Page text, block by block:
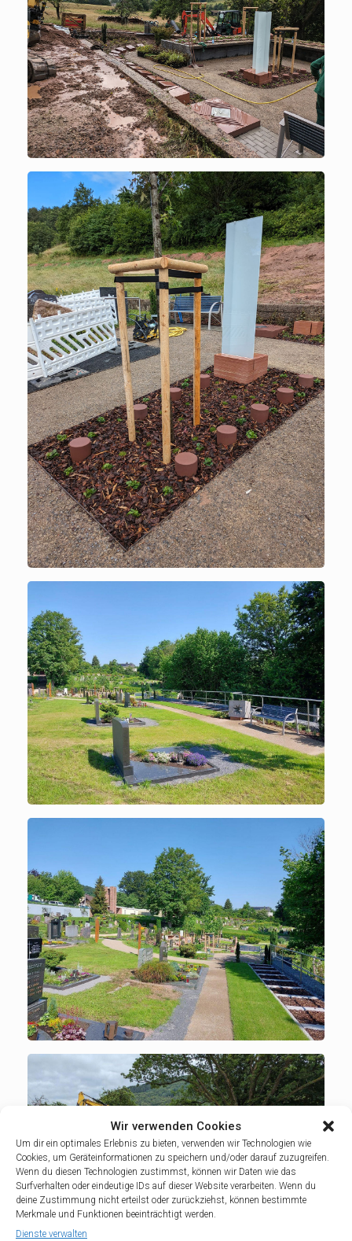
Wir verwenden Cookies
Um dir ein optimales Erlebnis zu bieten, verwenden wir Technologien wie
Cookies, um Geräteinformationen zu speichern und/oder darauf zuzugreifen.
Wenn du diesen Technologien zustimmst, können wir Daten wie das
Surfverhalten oder eindeutige IDs auf dieser Website verarbeiten. Wenn du
deine Zustimmung nicht erteilst oder zurückziehst, können bestimmte
Merkmale und Funktionen beeinträchtigt werden.
Dienste verwalten